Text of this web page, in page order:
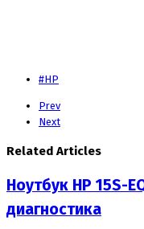
#HP
Prev
Next
Related Articles
Ноутбук HP 15S-
диагностика